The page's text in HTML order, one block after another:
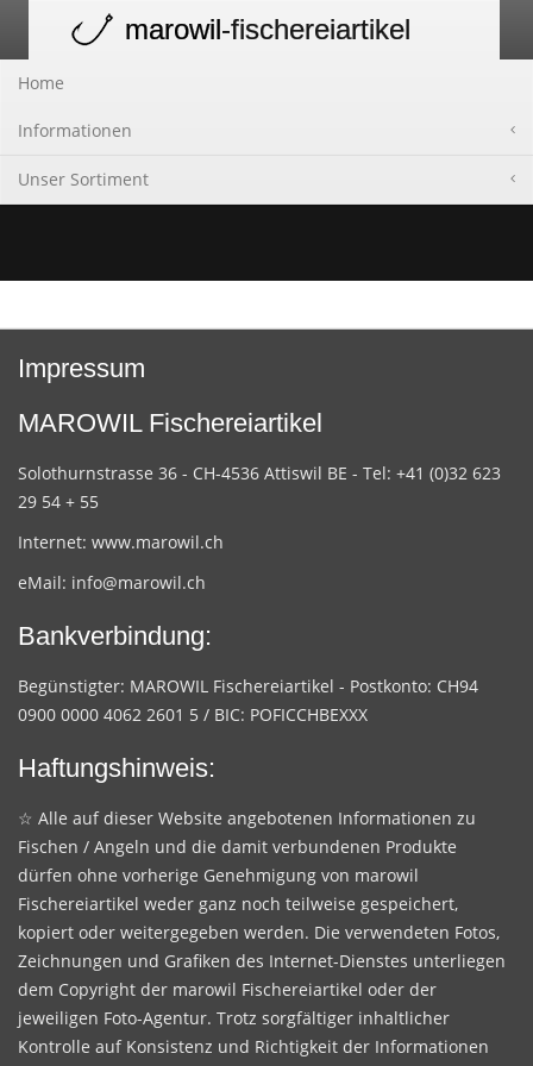
navigation
marowil-fischereiartikel
Home
Informationen
Unser Sortiment
Impressum
MAROWIL Fischereiartikel
Solothurnstrasse 36 - CH-4536 Attiswil BE - Tel: +41 (0)32 623
29 54 + 55
Internet: www.marowil.ch
eMail: info@marowil.ch
Bankverbindung:
Begünstigter: MAROWIL Fischereiartikel - Postkonto: CH94
0900 0000 4062 2601 5 / BIC: POFICCHBEXXX
Haftungshinweis:
☆ Alle auf dieser Website angebotenen Informationen zu
Fischen / Angeln und die damit verbundenen Produkte
dürfen ohne vorherige Genehmigung von marowil
Fischereiartikel weder ganz noch teilweise gespeichert,
kopiert oder weitergegeben werden. Die verwendeten Fotos,
Zeichnungen und Grafiken des Internet-Dienstes unterliegen
dem Copyright der marowil Fischereiartikel oder der
jeweiligen Foto-Agentur. Trotz sorgfältiger inhaltlicher
Kontrolle auf Konsistenz und Richtigkeit der Informationen